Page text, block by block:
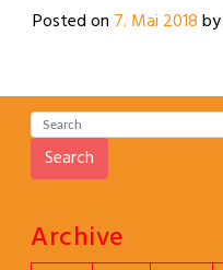
Posted on 7. Mai 2018by
Search
Archive